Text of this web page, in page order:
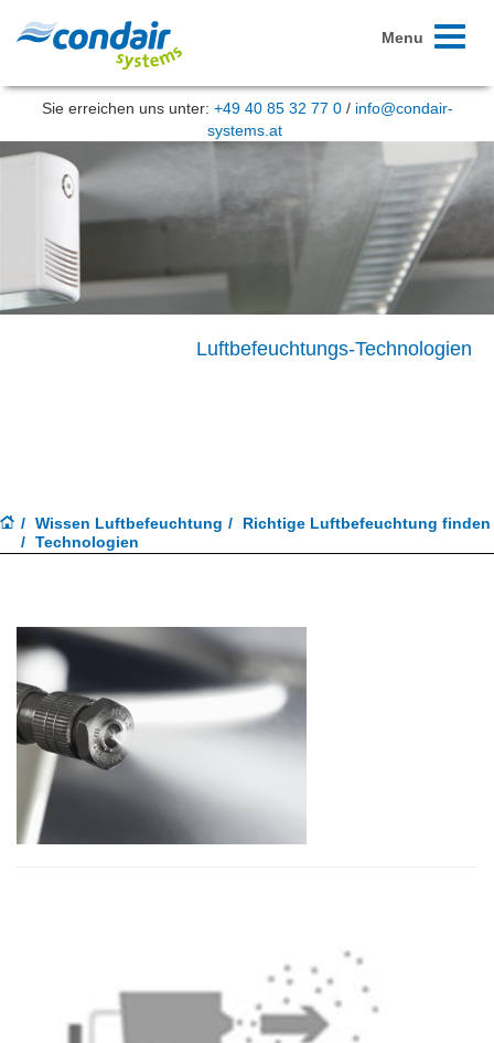
Toggle
Menu
Sie erreichen uns unter: +49 40 85 32 77 0/ info@condair-
systems.at
Luftbefeuchtungs-Technologien
Wissen Luftbefeuchtung
Richtige Luftbefeuchtung finden
Technologien